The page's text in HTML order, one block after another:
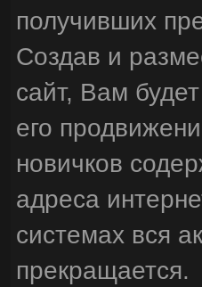
получивших
Создав и
сайт, Вам
его
новичков
адреса
системах вся
прекращается.